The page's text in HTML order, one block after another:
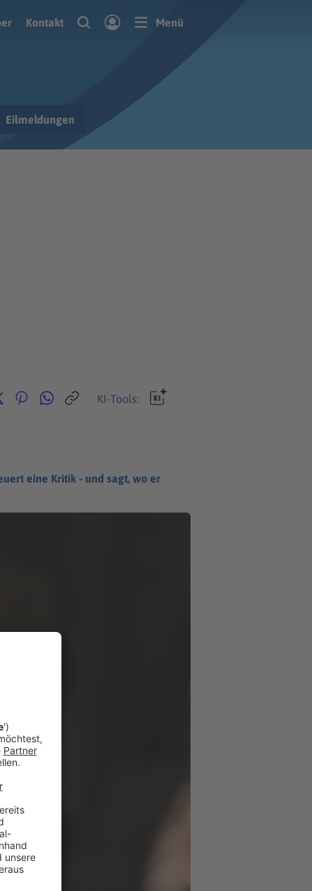
Kontakt Menü
Eilmeldungen
KI-Tools:
eine Kritik - und sagt, wo er